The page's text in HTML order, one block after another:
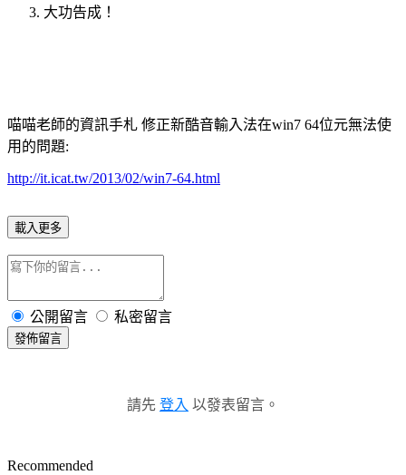
大功告成！
喵喵老師的資訊手札 修正新酷音輸入法在win7 64位元無法使
用的問題:
http://it.icat.tw/2013/02/win7-64.html
載入更多
公開留言 私密留言
發佈留言
請先 登入 以發表留言。
Recommended